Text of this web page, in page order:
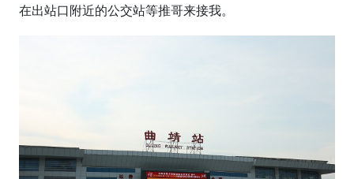
在出站口附近的公交站等推哥来接我。